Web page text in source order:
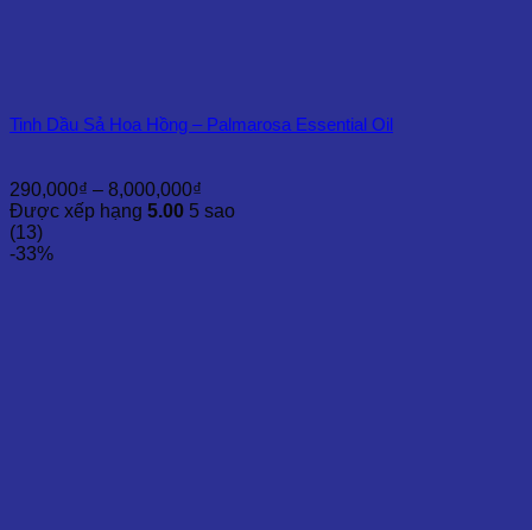
Tinh Dầu Sả Hoa Hồng – Palmarosa Essential Oil
290,000₫ – 8,000,000₫
giá:
Được xếp hạng 5.00 5 sao
(13)
-33%